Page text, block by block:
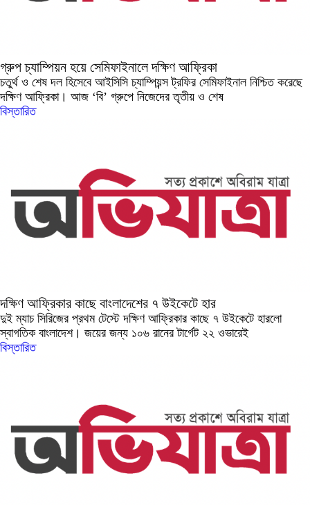
গ্রুপ চ্যাম্পিয়ন হয়ে সেমিফাইনালে দক্ষিণ আফ্রিকা
চতুর্থ ও শেষ দল হিসেবে আইসিসি চ্যাম্পিয়ন্স ট্রফির সেমিফাইনাল নিশ্চিত করেছে
দক্ষিণ আফ্রিকা। আজ ‘বি’ গ্রুপে নিজেদের তৃতীয় ও শেষ
বিস্তারিত
দক্ষিণ আফ্রিকার কাছে বাংলাদেশের ৭ উইকেটে হার
দুই ম্যাচ সিরিজের প্রথম টেস্টে দক্ষিণ আফ্রিকার কাছে ৭ উইকেটে হারলো
স্বাগতিক বাংলাদেশ। জয়ের জন্য ১০৬ রানের টার্গেট ২২ ওভারেই
বিস্তারিত